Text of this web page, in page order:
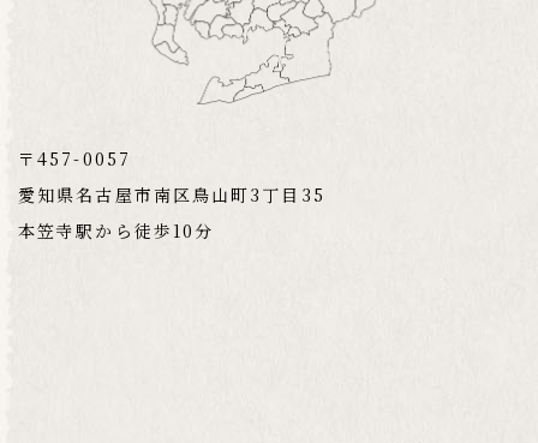
〒457-0057
愛知県名古屋市南区鳥山町3丁目35
本笠寺駅から徒歩10分